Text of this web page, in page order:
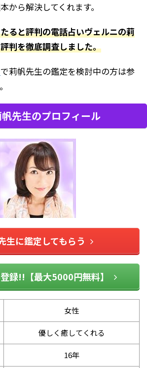
から解決してくれます。
ると評判の電話占いヴェルニの莉
判を徹底調査しました。
で莉帆先生の鑑定を検討中の方は参
先生のプロフィール
生に鑑定してもらう
録!!【最大5000円無料】
女性
優しく癒してくれる
16年